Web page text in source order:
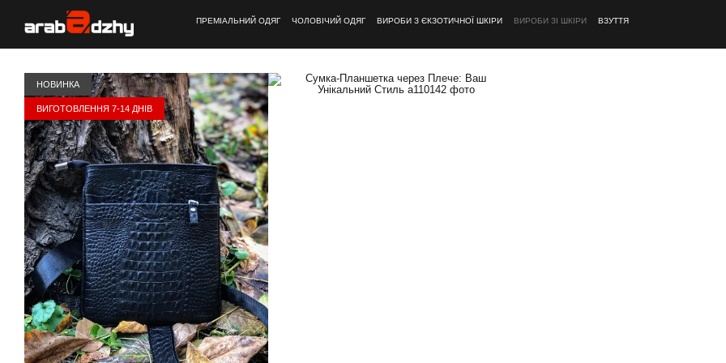
Перейти до основного контенту
ПРЕМІАЛЬНИЙ ОДЯГ ЧОЛОВІЧИЙ ОДЯГ ВИРОБИ З ЄКЗОТИЧНОЇ ШКІРИ ВИРОБИ ЗІ ШКІРИ ВЗУТТЯ
НОВИНКА
ВИГОТОВЛЕННЯ 7-14 ДНІВ